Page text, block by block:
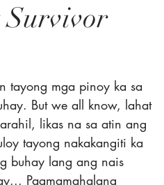
Survivor
tayong mga pinoy ka sa
But we all know, lahat
likas na sa atin ang
tayong nakakangiti ka
buhay lang ang nais
Pagmamahalang